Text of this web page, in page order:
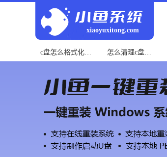
xiaoyuxitong.com
c盘怎么格式化教
程
怎么清理c盘教
程